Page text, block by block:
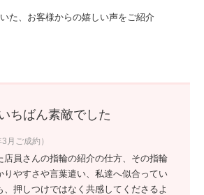
た、お客様からの嬉しい声をご紹介
ちばん素敵でした
月ご成約）
店員さんの指輪の紹介の仕方、その指輪
りやすさや言葉遣い、私達へ似合ってい
、押しつけではなく共感してくださるよ